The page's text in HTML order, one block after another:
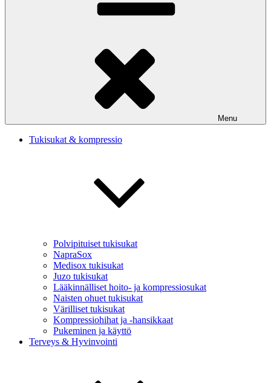
Menu
Tukisukat & kompressio
Polvipituiset tukisukat
NapraSox
Medisox tukisukat
Juzo tukisukat
Lääkinnälliset hoito- ja kompressiosukat
Naisten ohuet tukisukat
Värilliset tukisukat
Kompressiohihat ja -hansikkaat
Pukeminen ja käyttö
Terveys & Hyvinvointi